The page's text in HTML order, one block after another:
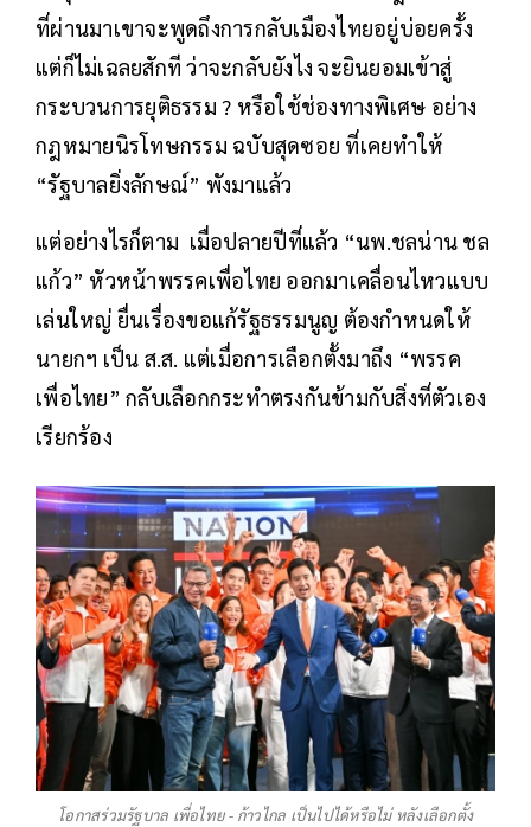
ที่ผ่านมาเขาจะพูดถึงการกลับเมืองไทยอยู่บ่อยครั้ง
แต่ก็ไม่เฉลยสักที ว่าจะกลับยังไง จะยินยอมเข้าสู่
กระบวนการยุติธรรม ? หรือใช้ช่องทางพิเศษ อย่าง
กฎหมายนิรโทษกรรม ฉบับสุดซอย ที่เคยทำให้
“รัฐบาลยิ่งลักษณ์” พังมาแล้ว
แต่อย่างไรก็ตาม เมื่อปลายปีที่แล้ว “นพ.ชลน่าน ชล
แก้ว” หัวหน้าพรรคเพื่อไทย ออกมาเคลื่อนไหวแบบ
เล่นใหญ่ ยื่นเรื่องขอแก้รัฐธรรมนูญ ต้องกำหนดให้
นายกฯ เป็น ส.ส. แต่เมื่อการเลือกตั้งมาถึง “พรรค
เพื่อไทย” กลับเลือกกระทำตรงกันข้ามกับสิ่งที่ตัวเอง
เรียกร้อง
โอกาสร่วมรัฐบาล เพื่อไทย - ก้าวไกล เป็นไปได้หรือไม่ หลังเลือกตั้ง